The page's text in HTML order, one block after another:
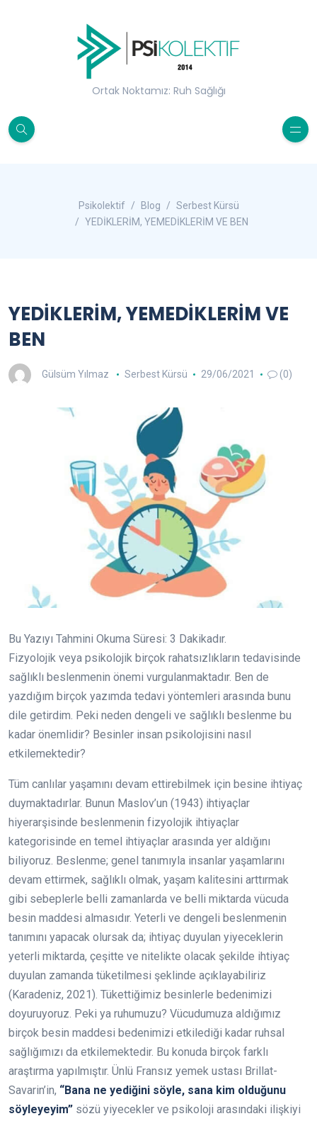
Ortak Noktamız: Ruh Sağlığı
Psikolektif Blog
Serbest Kürsü
YEDİKLERİM, YEMEDİKLERİM VE BEN
YEDİKLERİM, YEMEDİKLERİM VE
BEN
Gülsüm Yılmaz Serbest Kürsü 29/06/2021 (0)
Bu Yazıyı Tahmini Okuma Süresi: 3 Dakikadır.
Fizyolojik veya psikolojik birçok rahatsızlıkların tedavisinde
sağlıklı beslenmenin önemi vurgulanmaktadır. Ben de
yazdığım birçok yazımda tedavi yöntemleri arasında bunu
dile getirdim. Peki neden dengeli ve sağlıklı beslenme bu
kadar önemlidir? Besinler insan psikolojisini nasıl
etkilemektedir?
Tüm canlılar yaşamını devam ettirebilmek için besine ihtiyaç
duymaktadırlar. Bunun Maslov’un (1943) ihtiyaçlar
hiyerarşisinde beslenmenin fizyolojik ihtiyaçlar
kategorisinde en temel ihtiyaçlar arasında yer aldığını
biliyoruz. Beslenme; genel tanımıyla insanlar yaşamlarını
devam ettirmek, sağlıklı olmak, yaşam kalitesini arttırmak
gibi sebeplerle belli zamanlarda ve belli miktarda vücuda
besin maddesi almasıdır. Yeterli ve dengeli beslenmenin
tanımını yapacak olursak da; ihtiyaç duyulan yiyeceklerin
yeterli miktarda, çeşitte ve nitelikte olacak şekilde ihtiyaç
duyulan zamanda tüketilmesi şeklinde açıklayabiliriz
(Karadeniz, 2021). Tükettiğimiz besinlerle bedenimizi
doyuruyoruz. Peki ya ruhumuzu? Vücudumuza aldığımız
birçok besin maddesi bedenimizi etkilediği kadar ruhsal
sağlığımızı da etkilemektedir. Bu konuda birçok farklı
araştırma yapılmıştır. Ünlü Fransız yemek ustası Brillat-
Savarin’in, “Bana ne yediğini söyle, sana kim olduğunu
söyleyeyim” sözü yiyecekler ve psikoloji arasındaki ilişkiyi